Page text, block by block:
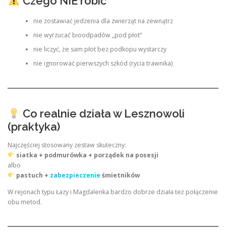
nie zostawiać jedzenia dla zwierząt na zewnątrz
nie wyrzucać bioodpadów „pod płot”
nie liczyć, że sam płot bez podkopu wystarczy
nie ignorować pierwszych szkód (rycia trawnika)
Co realnie działa w Lesznowoli
(praktyka)
Najczęściej stosowany zestaw skuteczny:
siatka + podmurówka + porządek na posesji
albo
pastuch + zabezpieczenie śmietników
W rejonach typu Łazy i Magdalenka bardzo dobrze działa też połączenie
obu metod.